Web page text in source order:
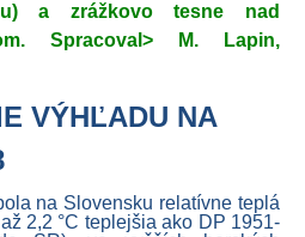
a zrážkovo tesne nad
Spracoval> M. Lapin,
VÝHĽADU NA
na Slovensku relatívne teplá
2,2 °C teplejšia ako DP 1951-